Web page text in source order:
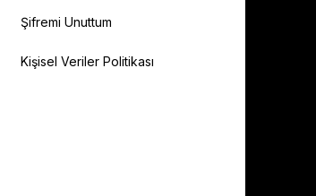
Şifremi Unuttum
Kişisel Veriler Politikası